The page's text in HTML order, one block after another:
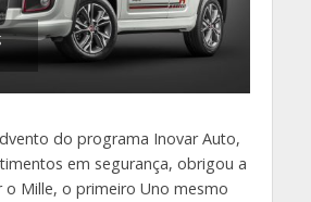
do programa Inovar Auto,
em segurança, obrigou a
o Mille, o primeiro Uno mesmo